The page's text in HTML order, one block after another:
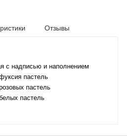
Отзывы
с надписью и наполнением
пастель
пастель
пастель